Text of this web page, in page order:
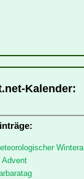
Kalender:
Advent